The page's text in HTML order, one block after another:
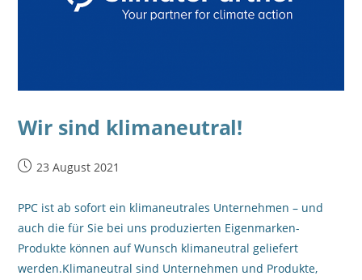
Wir sind klimaneutral!
23 August 2021
PPC ist ab sofort ein klimaneutrales Unternehmen – und
auch die für Sie bei uns produzierten Eigenmarken-
Produkte können auf Wunsch klimaneutral geliefert
werden.Klimaneutral sind Unternehmen und Produkte,